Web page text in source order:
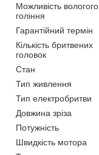
Можливість вологого
гоління
Гарантійний термін
Кількість бритвених
головок
Стан
Тип живлення
Тип електробритви
Довжина зріза
Потужність
Швидкість мотора